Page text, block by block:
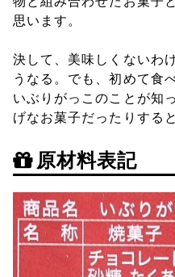
思います。
決して、美味しくないわ
うなる。でも、初めて食
いぶりがっこのことが知
げなお菓子だったりする
原材料表記